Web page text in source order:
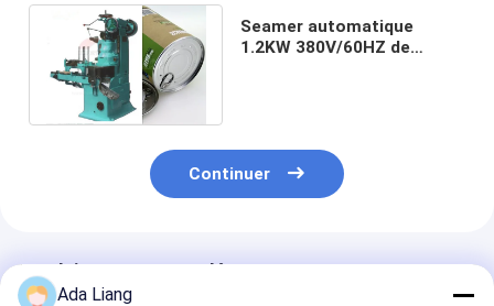
Seamer automatique
1.2KW 380V/60HZ de
Continuer
Produits Recommandés
Ada Liang